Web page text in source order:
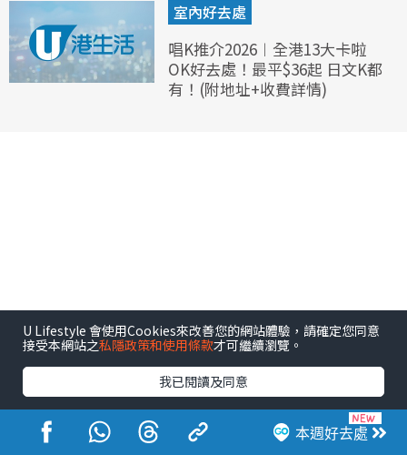
室內好去處
唱K推介2026︱全港13大卡啦
OK好去處！最平$36起 日文K都
有！(附地址+收費詳情)
本週好去處
U Lifestyle 會使用Cookies來改善您的網站體驗，請確定您同意
接受本網站之私隱政策和使用條款才可繼續瀏覽。
我已閱讀及同意